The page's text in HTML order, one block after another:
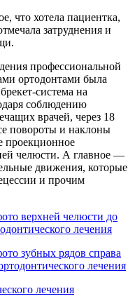
что хотела пациентка,
затруднения и
профессиональной
ортодонтами была
система на
соблюдению
врачей, через 18
повороты и наклоны
проекционное
челюсти. А главное —
движения, которые
и прочим